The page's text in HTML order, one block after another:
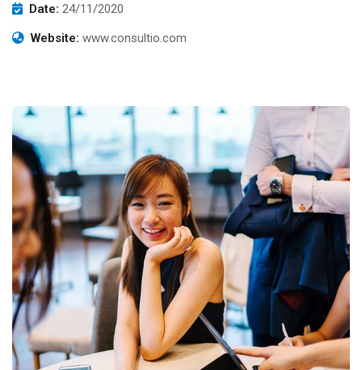
Date: 24/11/2020
Website: www.consultio.com